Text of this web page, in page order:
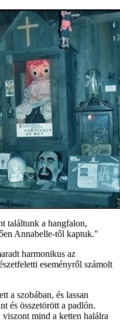
találtunk a hangfalon,
Annabelle-től kaptuk."
harmonikus az
eseményről számolt
a szobában, és lassan
és összetörött a padlón.
mind a ketten halálra